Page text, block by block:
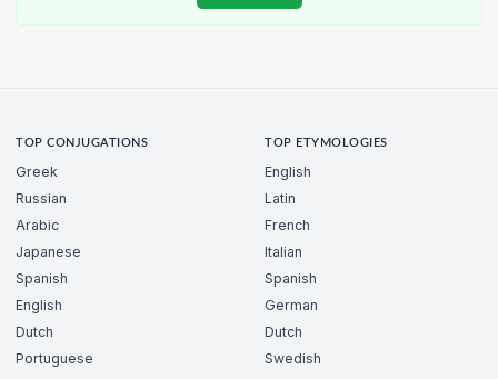
TOP CONJUGATIONS
Greek
Russian
Arabic
Japanese
Spanish
English
Dutch
Portuguese
TOP ETYMOLOGIES
English
Latin
French
Italian
Spanish
German
Dutch
Swedish